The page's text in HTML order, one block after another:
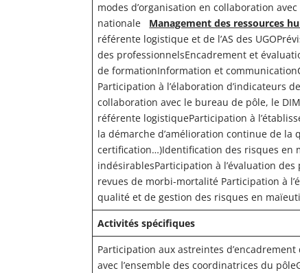
modes d’organisation en collaboration
nationale Management des ressources
référente logistique et de l’AS des
des professionnelsEncadrement et
de formationInformation et
Participation à l’élaboration d’indicateurs
collaboration avec le bureau de pôle, le
référente logistiqueParticipation à
la démarche d’amélioration continue de la
certification…)Identification des risques en
indésirablesParticipation à l’évaluation
revues de morbi-mortalité Participation à
qualité et de gestion des risques en
Activités spécifiques
Participation aux astreintes
avec l’ensemble des coordinatrices du